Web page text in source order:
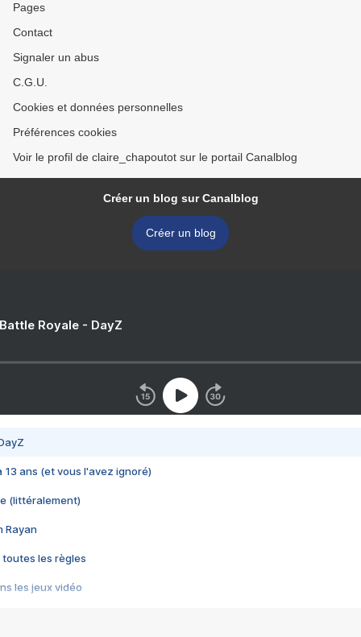
Pages
Contact
Signaler un abus
C.G.U.
Cookies et données personnelles
Préférences cookies
Voir le profil de claire_chapoutot sur le portail Canalblog
Créer un blog sur Canalblog
Créer un blog
Royale - DayZ
13 ans (et vous l'avez ignoré)
(littéralement)
Rayan
toutes les règles
les jeux vidéo